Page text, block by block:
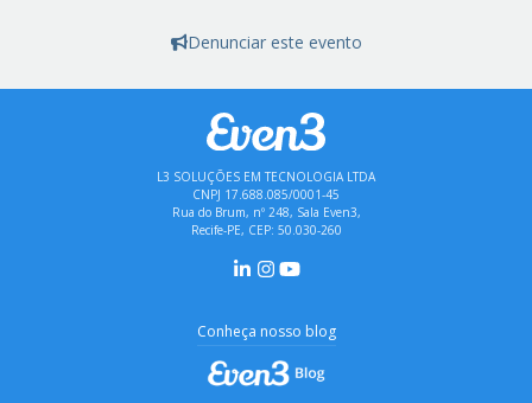
Denunciar este evento
L3 SOLUÇÕES EM TECNOLOGIA LTDA
CNPJ 17.688.085/0001-45
Rua do Brum, nº 248, Sala Even3,
Recife-PE, CEP: 50.030-260
Conheça nosso blog